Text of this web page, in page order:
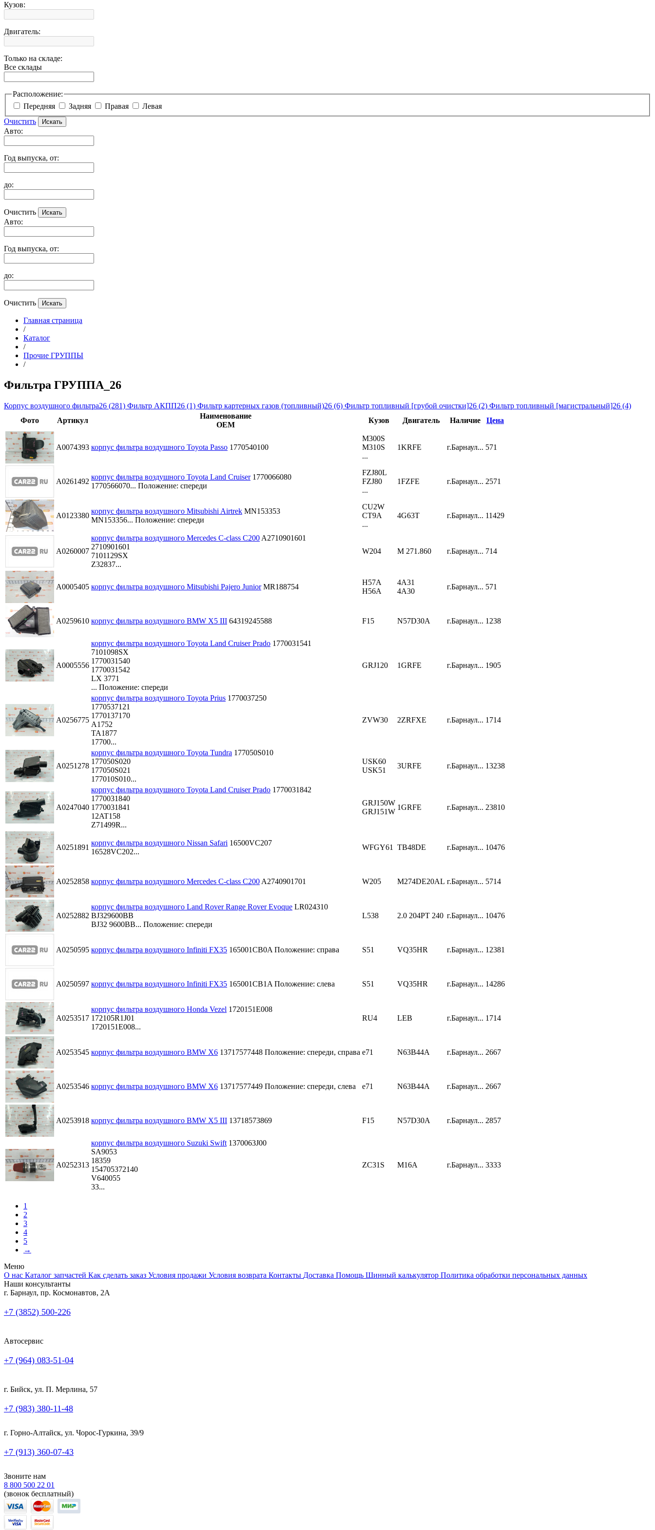
Кузов:
Двигатель:
Только на складе:
Все склады
Расположение:
Передняя
Задняя Правая
Левая
Очистить
Авто:
Год выпуска, от:
до:
Очистить
Авто:
Год выпуска, от:
до:
Очистить
Главная страница
/
Каталог
/
Прочие ГРУППЫ
/
Фильтра ГРУППА_26
Корпус воздушного фильтра26 (281) Фильтр АКПП26 (1) Фильтр картерных газов (топливный)26 (6) Фильтр топливный [грубой очистки]26 (2) Фильтр топливный [магистральный]26 (4)
Фото
Артикул
Наименование
ОЕМ
Кузов Двигатель Наличие Цена
A0074393 корпус фильтра воздушного Toyota Passo 1770540100
M300S
M310S
...
1KRFE г.Барнаул... 571
A0261492
корпус фильтра воздушного Toyota Land Cruiser 1770066080
1770566070... Положение: спереди
FZJ80L
FZJ80
...
1FZFE г.Барнаул... 2571
A0123380
корпус фильтра воздушного Mitsubishi Airtrek MN153353
MN153356... Положение: спереди
CU2W
CT9A
...
4G63T г.Барнаул... 11429
A0260007
корпус фильтра воздушного Mercedes C-class C200 A2710901601
2710901601
7101129SX
Z32837...
W204 M 271.860 г.Барнаул... 714
A0005405 корпус фильтра воздушного Mitsubishi Pajero Junior MR188754
H57A
H56A
4A31
4A30
г.Барнаул... 571
A0259610 корпус фильтра воздушного BMW X5 III 64319245588 F15 N57D30A г.Барнаул... 1238
A0005556
корпус фильтра воздушного Toyota Land Cruiser Prado 1770031541
7101098SX
1770031540
1770031542
LX 3771
... Положение: спереди
GRJ120 1GRFE г.Барнаул... 1905
A0256775
корпус фильтра воздушного Toyota Prius 1770037250
1770537121
1770137170
A1752
TA1877
17700...
ZVW30 2ZRFXE г.Барнаул... 1714
A0251278
корпус фильтра воздушного Toyota Tundra 177050S010
177050S020
177050S021
177010S010...
USK60
USK51
3URFE г.Барнаул... 13238
A0247040
корпус фильтра воздушного Toyota Land Cruiser Prado 1770031842
1770031840
1770031841
12AT158
Z71499R...
GRJ150W
GRJ151W
1GRFE г.Барнаул... 23810
A0251891
корпус фильтра воздушного Nissan Safari 16500VC207
16528VC202...
WFGY61 TB48DE г.Барнаул... 10476
A0252858 корпус фильтра воздушного Mercedes C-class C200 A2740901701 W205 M274DE20AL г.Барнаул... 5714
A0252882
корпус фильтра воздушного Land Rover Range Rover Evoque LR024310
BJ329600BB
BJ32 9600BB... Положение: спереди
L538 2.0 204PT 240 г.Барнаул... 10476
A0250595 корпус фильтра воздушного Infiniti FX35 165001CB0A Положение: справа S51 VQ35HR г.Барнаул... 12381
A0250597 корпус фильтра воздушного Infiniti FX35 165001CB1A Положение: слева S51 VQ35HR г.Барнаул... 14286
A0253517
корпус фильтра воздушного Honda Vezel 1720151E008
172105R1J01
1720151E008...
RU4 LEB г.Барнаул... 1714
A0253545 корпус фильтра воздушного BMW X6 13717577448 Положение: спереди, справа e71 N63B44A г.Барнаул... 2667
A0253546 корпус фильтра воздушного BMW X6 13717577449 Положение: спереди, слева e71 N63B44A г.Барнаул... 2667
A0253918 корпус фильтра воздушного BMW X5 III 13718573869 F15 N57D30A г.Барнаул... 2857
A0252313
корпус фильтра воздушного Suzuki Swift 1370063J00
SA9053
18359
154705372140
V640055
33...
ZC31S M16A г.Барнаул... 3333
1
2
3
4
5
→
Меню
О нас Каталог запчастей Как сделать заказ Условия продажи Условия возврата Контакты Доставка Помощь Шинный калькулятор Политика обработки персональных данных
Наши консультанты
г. Барнаул, пр. Космонавтов, 2А
+7 (3852) 500-226
Автосервис
+7 (964) 083-51-04
г. Бийск, ул. П. Мерлина, 57
+7 (983) 380-11-48
г. Горно-Алтайск, ул. Чорос-Гуркина, 39/9
+7 (913) 360-07-43
Звоните нам
8 800 500 22 01
(звонок бесплатный)